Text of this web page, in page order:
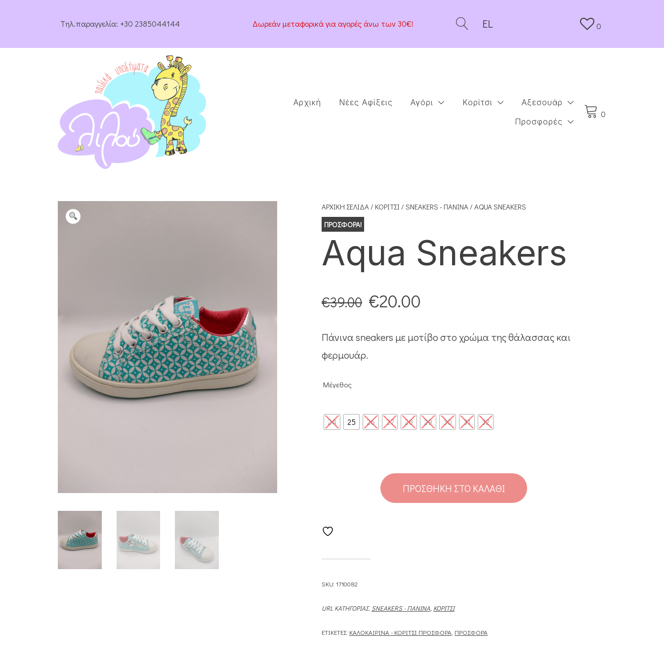
Tηλ.παραγγελία: +30 2385044144 Δωρεάν μεταφορικά για αγορές άνω των 30€! EL 0
Αρχική Νέες Αφίξεις Αγόρι Κορίτσι
Αξεσουάρ
Προσφορές
0
ΑΡΧΙΚΉ ΣΕΛΊΔΑ / ΚΟΡΊΤΣΙ / SNEAKERS - ΠΆΝΙΝΑ / AQUA SNEAKERS
ΠΡΟΣΦΟΡΆ!
Aqua Sneakers
€39.00 €20.00
Πάνινα sneakers με μοτίβο στο χρώμα της θάλασσας και
φερμουάρ.
Μέγεθος
24 25 26 27 28 29 30 31 32
ΠΡΟΣΘΉΚΗ ΣΤΟ ΚΑΛΆΘΙ
SKU: 1710082
URL ΚΑΤΗΓΟΡΊΑΣ. SNEAKERS - ΠΆΝΙΝΑ, ΚΟΡΊΤΣΙ
ΕΤΙΚΈΤΕΣ: ΚΑΛΟΚΑΙΡΙΝΆ - ΚΟΡΊΤΣΙ ΠΡΟΣΦΟΡΆ ΠΡΟΣΦΟΡΆ